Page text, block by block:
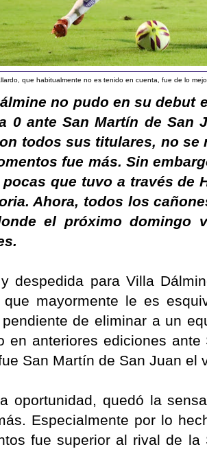
que habitualmente no es tenido en cuenta, fue de lo
no pudo en su debut
0 ante San Martín de San
todos sus titulares, no se
fue más. Sin
que tuvo a través de
Ahora, todos los
el próximo domingo
despedida para Villa
que mayormente le es
de eliminar a un
en anteriores ediciones
San Martín de San Juan el
oportunidad, quedó la
Especialmente por lo
fue superior al rival de